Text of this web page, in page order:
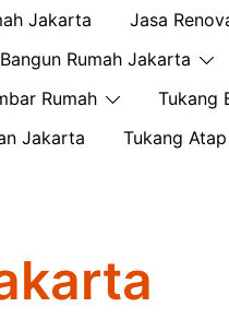
Jakarta
Jasa
Bangun Rumah Jakarta
Rumah
Tukang
Jakarta Tukang